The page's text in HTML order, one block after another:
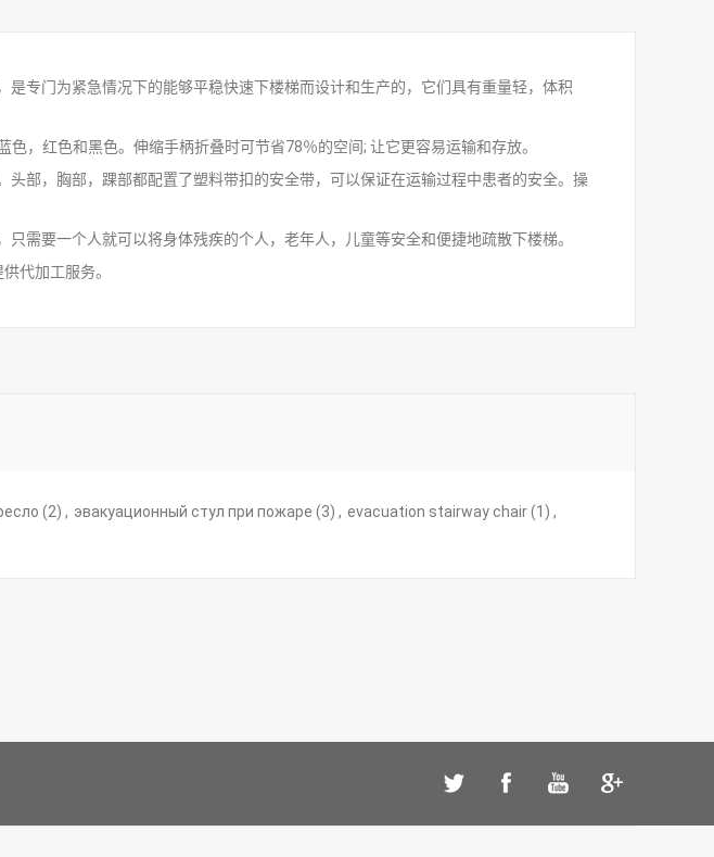
专门为紧急情况下的能够平稳快速下楼梯而设计和生产的，它们具有重量轻，体积
，红色和黑色。伸缩手柄折叠时可节省78％的空间; 让它更容易运输和存放。
部，胸部，踝部都配置了塑料带扣的安全带，可以保证在运输过程中患者的安全。操
需要一个人就可以将身体残疾的个人，老年人，儿童等安全和便捷地疏散下楼梯。
代加工服务。
(2) , эвакуационный стул при пожаре (3) , evacuation stairway chair(1) ,